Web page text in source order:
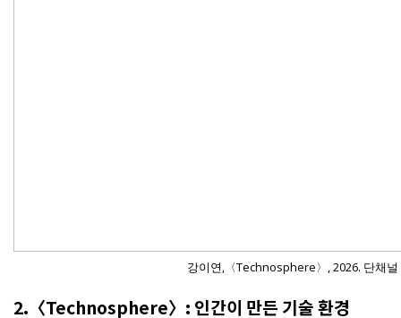
강이연,〈Technosphere〉, 2026. 단채널
2.〈Technosphere〉: 인간이 만든 기술 환경